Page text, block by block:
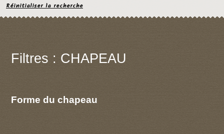
Réinitialiser la recherche
Filtres : CHAPEAU
Forme du chapeau